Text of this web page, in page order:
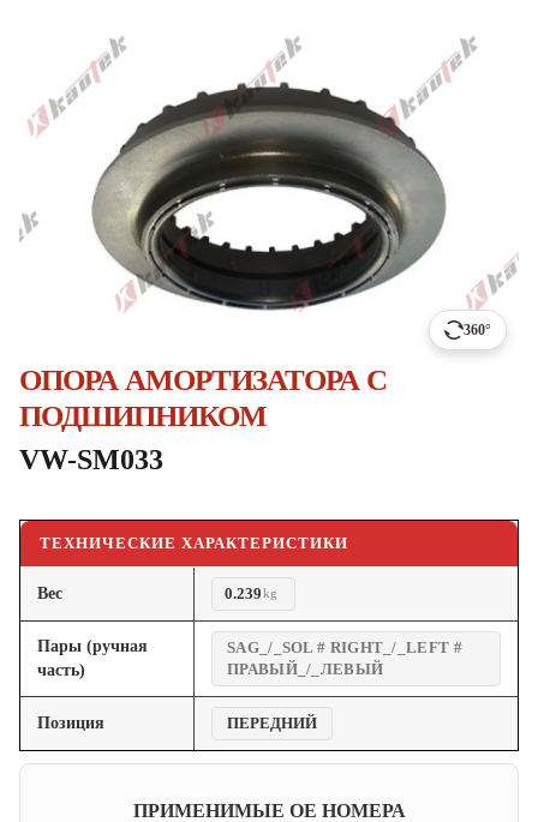
360°
ОПОРА АМОРТИЗАТОРА С
ПОДШИПНИКОМ
VW-SM033
ТЕХНИЧЕСКИЕ ХАРАКТЕРИСТИКИ
Вес 0.239kg
Пары (ручная
часть)
SAG_/_SOL # RIGHT_/_LEFT #
ПРАВЫЙ_/_ЛЕВЫЙ
Позиция ПЕРЕДНИЙ
ПРИМЕНИМЫЕ OE НОМЕРА